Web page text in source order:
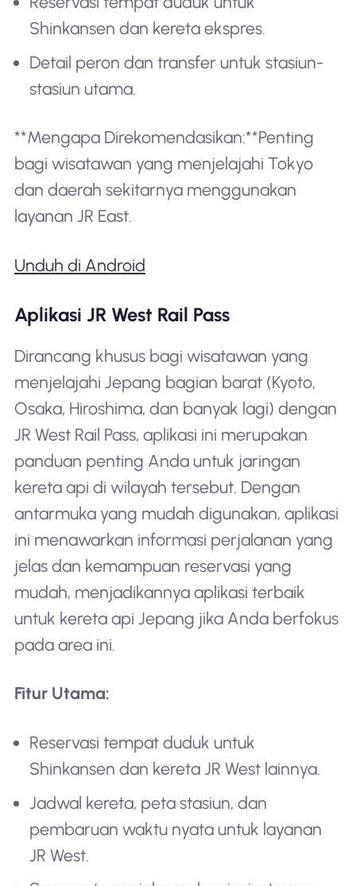
Shinkansen dan kereta ekspres.
Detail peron dan transfer untuk stasiun-
stasiun utama.
**Mengapa Direkomendasikan:**Penting
bagi wisatawan yang menjelajahi Tokyo
dan daerah sekitarnya menggunakan
layanan JR East.
Unduh di Android
Aplikasi JR West Rail Pass
Dirancang khusus bagi wisatawan yang
menjelajahi Jepang bagian barat (Kyoto,
Osaka, Hiroshima, dan banyak lagi) dengan
JR West Rail Pass, aplikasi ini merupakan
panduan penting Anda untuk jaringan
kereta api di wilayah tersebut. Dengan
antarmuka yang mudah digunakan, aplikasi
ini menawarkan informasi perjalanan yang
jelas dan kemampuan reservasi yang
mudah, menjadikannya aplikasi terbaik
untuk kereta api Jepang jika Anda berfokus
pada area ini.
Fitur Utama:
Reservasi tempat duduk untuk
Shinkansen dan kereta JR West lainnya.
Jadwal kereta, peta stasiun, dan
pembaruan waktu nyata untuk layanan
JR West.